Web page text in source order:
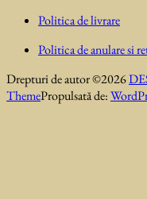
Politica de livrare
Politica de anulare si
Drepturi de autor ©2026
ThemePropulsată de: